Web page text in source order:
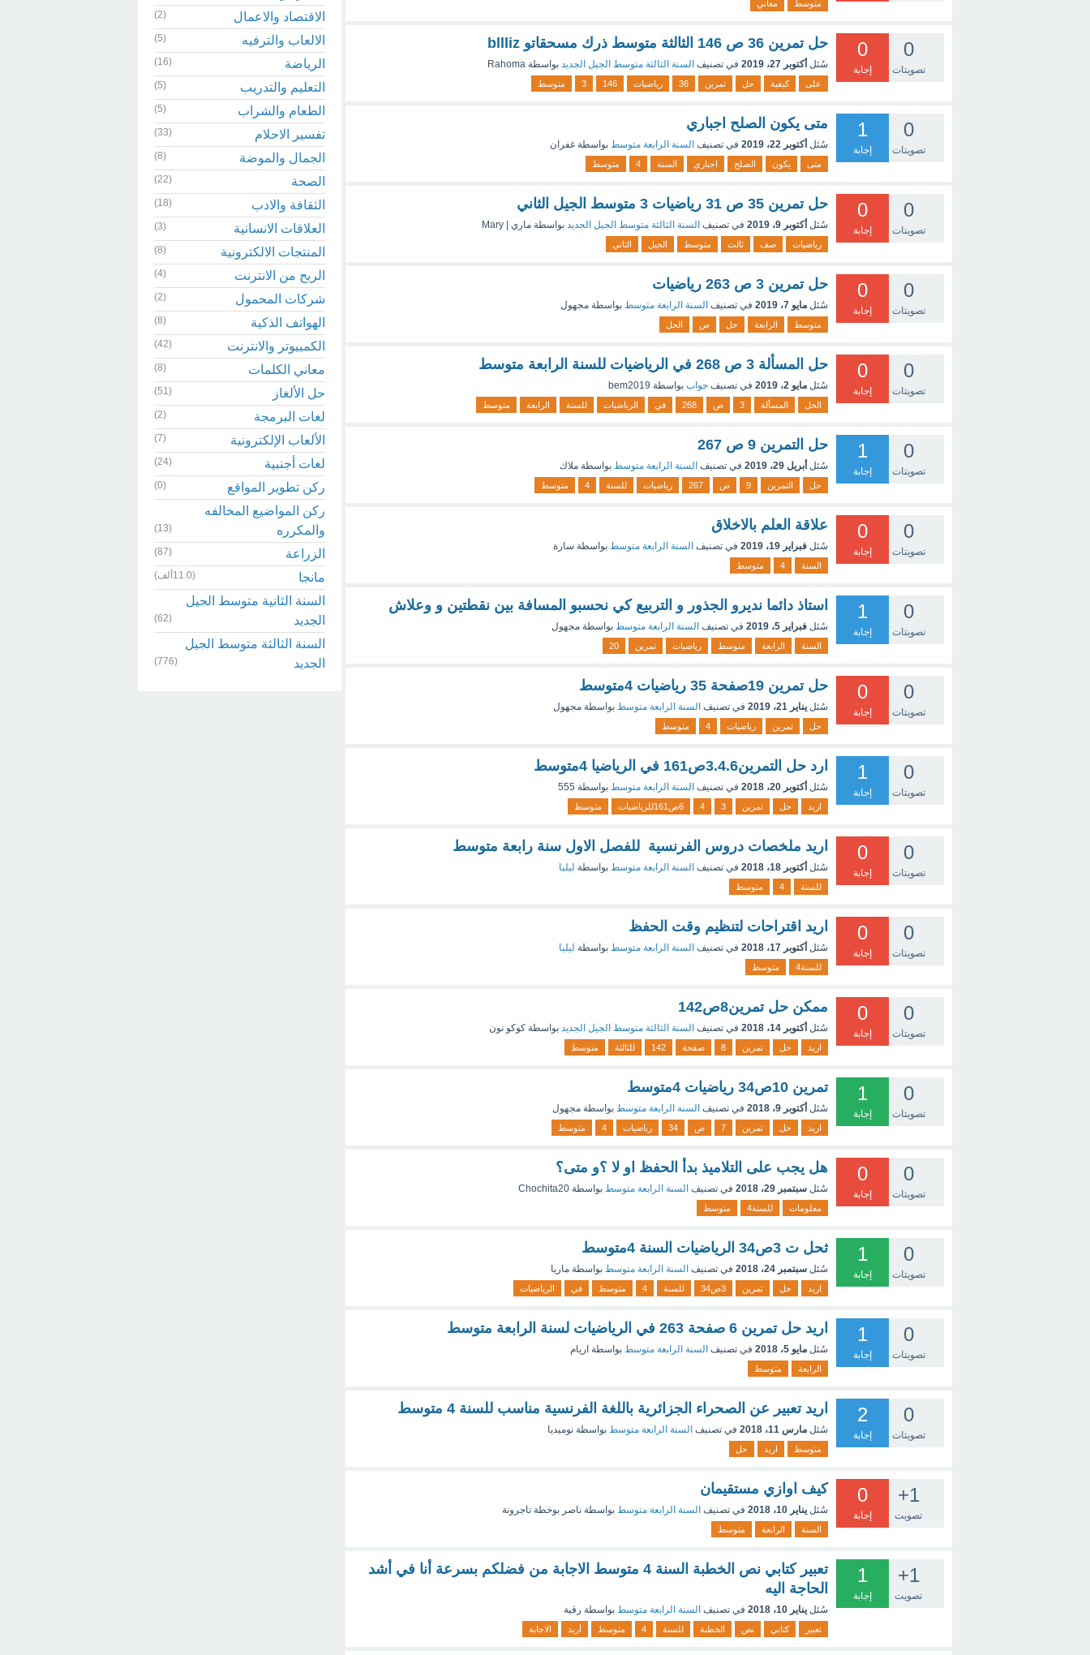
متوسط معاني
0
تصويتات
0
إجابة
حل تمرين 36 ص 146 الثالثة متوسط ذرك مسحقاتو bllliz
سُئل أكتوبر 27، 2019 في تصنيف السنة الثالثة متوسط الجيل الجديد بواسطة Rahoma
على كيفية حل تمرين 36 رياضيات 146
3 متوسط
0
تصويتات
1
إجابة
متى يكون الصلح اجباري
سُئل أكتوبر 22، 2019 في تصنيف السنة الرابعة متوسط بواسطة غفران
متى يكون الصلح اجباري السنة 4 متوسط
0
تصويتات
0
إجابة
حل تمرين 35 ص 31 رياضيات 3 متوسط الجيل الثاني
سُئل أكتوبر 9، 2019 في تصنيف السنة الثالثة متوسط الجيل الجديد بواسطة ماري | Mary
رياضيات صف ثالث متوسط الجيل الثاني
0
تصويتات
0
إجابة
حل تمرين 3 ص 263 رياضيات
سُئل مايو 7، 2019 في تصنيف السنة الرابعة متوسط بواسطة مجهول
متوسط الرابعة حل ص الحل
0
تصويتات
0
إجابة
حل المسألة 3 ص 268 في الرياضيات للسنة الرابعة متوسط
سُئل مايو 2، 2019 في تصنيف جواب بواسطة bem2019
الحل المسألة 3 ص 268 في الرياضيات للسنة الرابعة متوسط
0
تصويتات
1
إجابة
حل التمرين 9 ص 267
سُئل أبريل 29، 2019 في تصنيف السنة الرابعة متوسط بواسطة ملاك
حل التمرين 9 ص 267 رياضيات للسنة 4 متوسط
0
تصويتات
0
إجابة
علاقة العلم بالاخلاق
سُئل فبراير 19، 2019 في تصنيف السنة الرابعة متوسط بواسطة سارة
السنة 4 متوسط
0
تصويتات
1
إجابة
استاذ دائما نديرو الجذور و التربيع كي نحسبو المسافة بين نقطتين و وعلاش
سُئل فبراير 5، 2019 في تصنيف السنة الرابعة متوسط بواسطة مجهول
السنة الرابعة متوسط رياضيات تمرين 20
0
تصويتات
0
إجابة
حل تمرين 19صفحة 35 رياضيات 4متوسط
سُئل يناير 21، 2019 في تصنيف السنة الرابعة متوسط بواسطة مجهول
حل تمرين رياضيات 4 متوسط
0
تصويتات
1
إجابة
ارد حل التمرين3.4.6ص161 في الرياضيا 4متوسط
سُئل أكتوبر 20، 2018 في تصنيف السنة الرابعة متوسط بواسطة 555
اريد حل تمرين 3
4 6ص161للرياضيات متوسط
0
تصويتات
0
إجابة
اريد ملخصات دروس الفرنسية للفصل الاول سنة رابعة متوسط
سُئل أكتوبر 18، 2018 في تصنيف السنة الرابعة متوسط بواسطة ليليا
للسنة 4 متوسط
0
تصويتات
0
إجابة
اريد اقتراحات لتنظيم وقت الحفظ
سُئل أكتوبر 17، 2018 في تصنيف السنة الرابعة متوسط بواسطة ليليا
للسنة4 متوسط
0
تصويتات
0
إجابة
ممكن حل تمرين8ص142
سُئل أكتوبر 14، 2018 في تصنيف السنة الثالثة متوسط الجيل الجديد بواسطة كوكو نون
اريد حل تمرين 8 صفحة 142 للثالثة متوسط
0
تصويتات
1
إجابة
تمرين 10ص34 رياضيات 4متوسط
سُئل أكتوبر 9، 2018 في تصنيف السنة الرابعة متوسط بواسطة مجهول
اريد حل تمرين 7 ص 34 رياضيات 4 متوسط
0
تصويتات
0
إجابة
هل يجب على التلاميذ بدأ الحفظ او لا ؟و متى؟
سُئل سبتمبر 29، 2018 في تصنيف السنة الرابعة متوسط بواسطة Chochita20
معلومات للسنة4 متوسط
0
تصويتات
1
إجابة
ثحل ت 3ص34 الرياضيات السنة 4متوسط
سُئل سبتمبر 24، 2018 في تصنيف السنة الرابعة متوسط بواسطة ماريا
اريد حل تمرين 3ص34 للسنة 4 متوسط في الرياضيات
0
تصويتات
1
إجابة
اريد حل تمرين 6 صفحة 263 في الرياضيات لسنة الرابعة متوسط
سُئل مايو 5، 2018 في تصنيف السنة الرابعة متوسط بواسطة اريام
الرابعة متوسط
0
تصويتات
2
إجابة
اريد تعبير عن الصحراء الجزائرية باللغة الفرنسية مناسب للسنة 4 متوسط
سُئل مارس 11، 2018 في تصنيف السنة الرابعة متوسط بواسطة نوميديا
متوسط اريد حل
+1
تصويت
0
إجابة
كيف اوازي مستقيمان
سُئل يناير 10، 2018 في تصنيف السنة الرابعة متوسط بواسطة ناصر بوخطة تاجرونة
السنة الرابعة متوسط
+1
تصويت
1
إجابة
تعبير كتابي نص الخطبة السنة 4 متوسط الاجابة من فضلكم بسرعة أنا في أشد
الحاجة اليه
سُئل يناير 10، 2018 في تصنيف السنة الرابعة متوسط بواسطة رقية
تعبير كتابي نص الخطبة للسنة 4 متوسط أريد الاجابة
الاقتصاد والاعمال (2)
الالعاب والترفيه (5)
الرياضة (16)
التعليم والتدريب (5)
الطعام والشراب (5)
تفسير الاحلام (33)
الجمال والموضة (8)
الصحة (22)
الثقافة والادب (18)
العلاقات الانسانية (3)
المنتجات الالكترونية (8)
الربح من الانترنت (4)
شركات المحمول (2)
الهواتف الذكية (8)
الكمبيوتر والانترنت (42)
معاني الكلمات (8)
حل الألغاز (51)
لغات البرمجة (2)
الألعاب الإلكترونية (7)
لغات أجنبية (24)
ركن تطوير المواقع (0)
ركن المواضيع المخالفه
والمكرره
(13)
الزراعة (87)
مانجا (11.0ألف)
السنة الثانية متوسط الجيل
الجديد
(62)
السنة الثالثة متوسط الجيل
الجديد
(776)